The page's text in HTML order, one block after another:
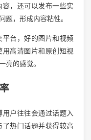
，还可以发布一些实
题，形成内容粘性。
台，好的图片和视频
高清图片和原创短视
亮的感觉。
户往往会通过话题入
热门话题并获得较高